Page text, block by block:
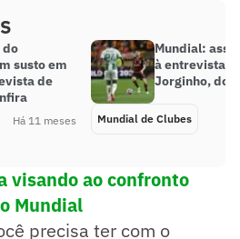
do
susto em
de
Há 11 meses
Mundial:
à entrevista
Jorginho, do
Mundial de Clubes
visando ao confronto
Mundial
precisa ter com o